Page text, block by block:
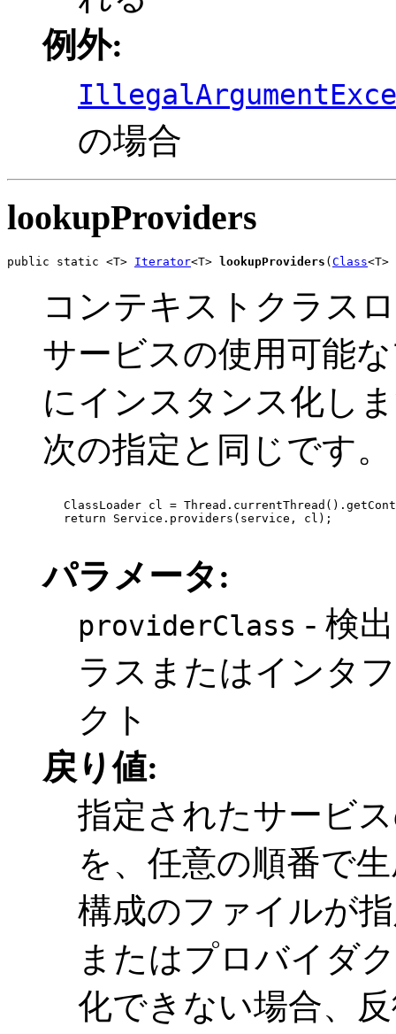
例外:
の場合
lookupProviders
public static <T> Iterator<T> lookupProviders ( Class<T>
コンテキストクラス
サービスの使用可能
にインスタンス化し
次の指定と同じです。
ClassLoader cl =
   return Service.providers(service, cl);
パラメータ:
providerClass - 検
ラスまたはインタ
クト
戻り値:
指定されたサービ
を、任意の順番で
構成のファイルが
またはプロバイダ
化できない場合、